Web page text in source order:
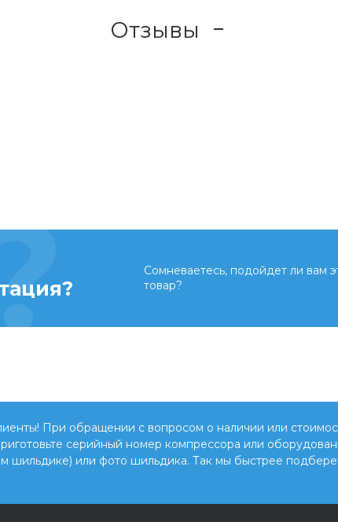
Отзывы
Сомневаетесь, подойдет ли вам
товар?
При обращении с вопросом о наличии или
серийный номер компрессора или
шильдике) или фото шильдика. Так мы быстрее